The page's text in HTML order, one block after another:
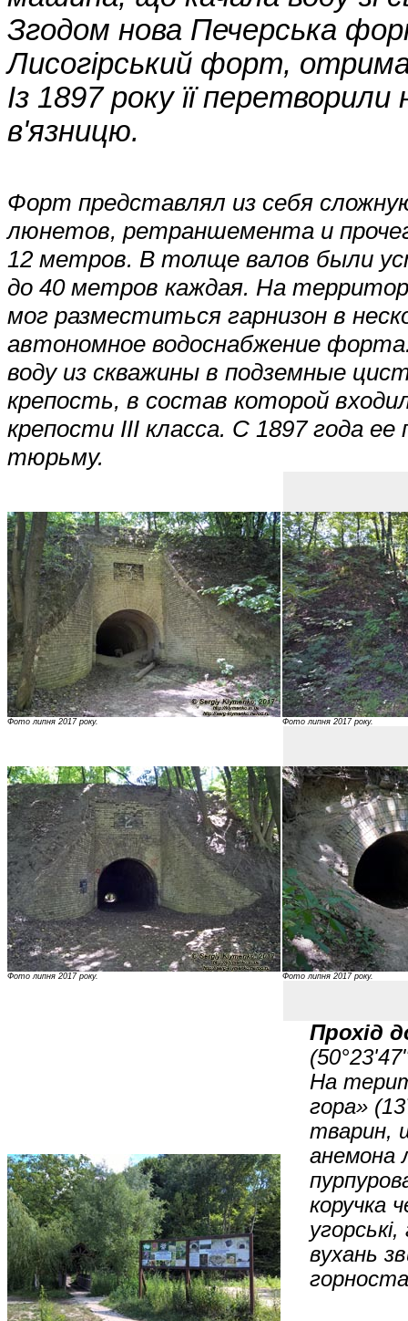
Згодом нова Печерська
Лисогірський форт,
Із 1897 року її перетворили
в'язницю.
Форт представлял из себя
люнетов, ретраншемента и
12 метров. В толще валов были
до 40 метров каждая. На
мог разместиться гарнизон в
автономное водоснабжение
воду из скважины в подземные
крепость, в состав которой
крепости ІІІ класса. С 1897 года
тюрьму.
Фото липня 2017 року. Фото липня 2017 року.
Фото липня 2017 року. Фото липня 2017 року.
Прохід
На
гора»
тварин,
анемона
коручка
вухань